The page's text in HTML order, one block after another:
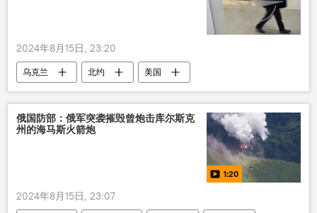
2024年8月15日, 23:20
乌克兰 北约 美国
俄国防部：俄军突袭摧毁曾炮击库尔斯克
州的海马斯火箭炮
1:20
2024年8月15日, 23:07